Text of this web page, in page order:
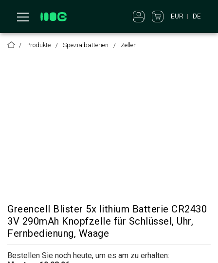
EUR DE
Produkte Spezialbatterien Zellen
Greencell Blister 5x lithium Batterie CR2430
3V 290mAh Knopfzelle für Schlüssel, Uhr,
Fernbedienung, Waage
Bestellen Sie noch heute, um es am zu erhalten: